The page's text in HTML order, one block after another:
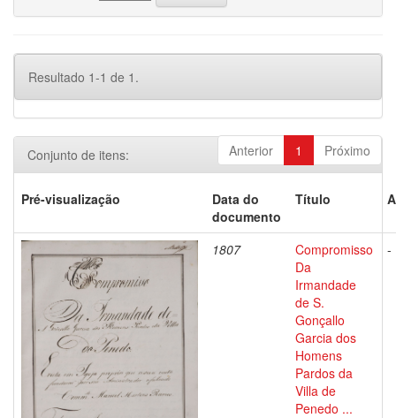
Resultado 1-1 de 1.
Anterior 1 Próximo
Conjunto de itens:
Pré-visualização
Data do
documento
Título
1807
Compromisso
Da
Irmandade
de S.
Gonçallo
Garcia dos
Homens
Pardos da
Villa de
Penedo ...
-